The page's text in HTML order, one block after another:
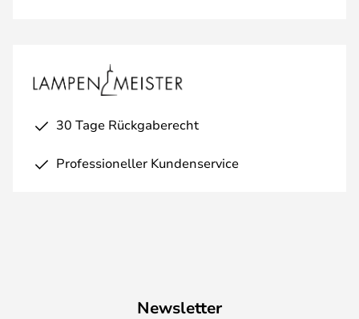
30 Tage Rückgaberecht
Professioneller Kundenservice
Newsletter